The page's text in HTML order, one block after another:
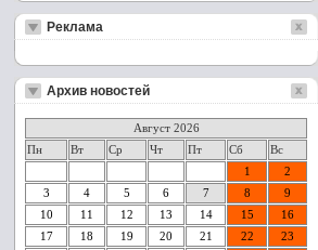
Реклама
Архив новостей
Август 2026
Пн
Вт Ср Чт Пт Сб
Вс
1
2
3
4 5 6 7 8
9
10
11 12 13 14 15
16
17
18 19 20 21 22
23